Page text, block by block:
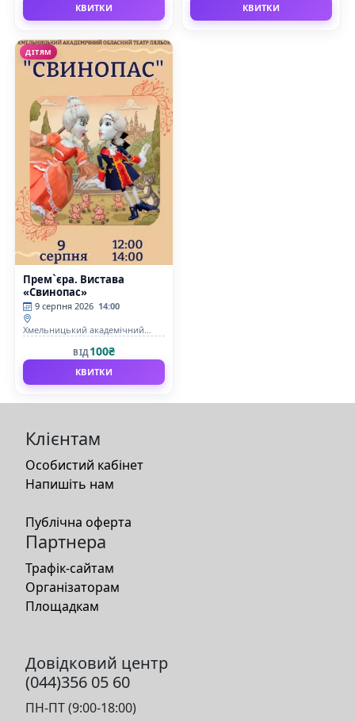
КВИТКИ КВИТКИ
ДІТЯМ
Прем`єра. Вистава
«Свинопас»
9 серпня 2026 14:00
Хмельницький академічний
ВІД100₴
КВИТКИ
Клієнтам
Особистий кабінет
Напишіть нам
Публічна оферта
Партнера
Трафік-сайтам
Організаторам
Площадкам
Довідковий центр
(044)356 05 60
ПН-ПТ (9:00-18:00)